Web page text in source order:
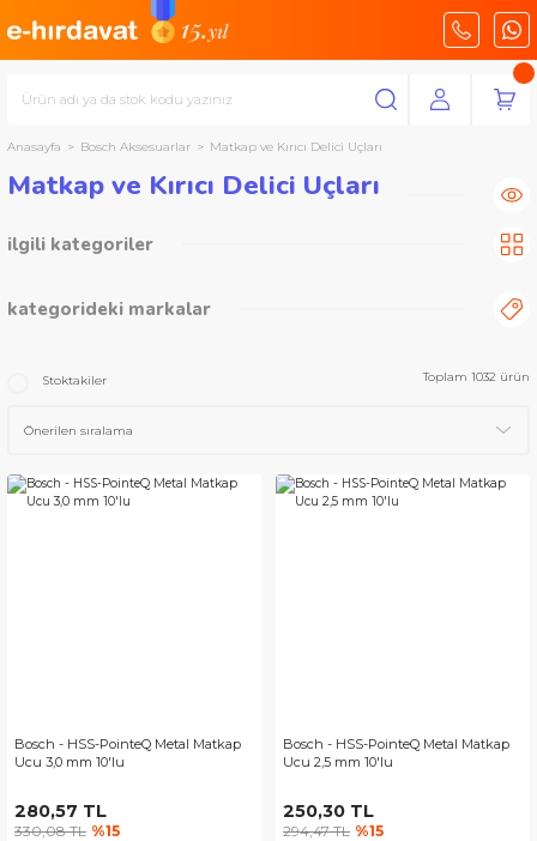
Anasayfa Bosch Aksesuarlar Matkap ve Kırıcı Delici Uçları
Matkap ve Kırıcı Delici Uçları
ilgili kategoriler
SDS-Max Kırıcı Delici Uçları
kategorideki markalar
Stoktakiler Toplam 1032 ürün
Bosch - HSS-PointeQ Metal Matkap
Ucu 3,0 mm 10'lu
280,57 TL
330,08 TL %15
Bosch - HSS-PointeQ Metal Matkap
Ucu 2,5 mm 10'lu
250,30 TL
294,47 TL %15